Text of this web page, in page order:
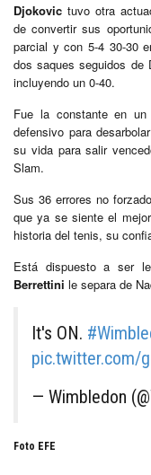
Djokovic tuvo otra
de convertir sus
parcial y con 5-4 30-30
dos saques seguidos de
incluyendo un 0-40.
Fue la constante en
defensivo para
su vida para salir
Slam.
Sus 36 errores no
que ya se siente el
historia del tenis, su
Está dispuesto a ser
Berrettini le separa de
It's ON.
pic.twitter.com/
— Wimbledon
Foto EFE